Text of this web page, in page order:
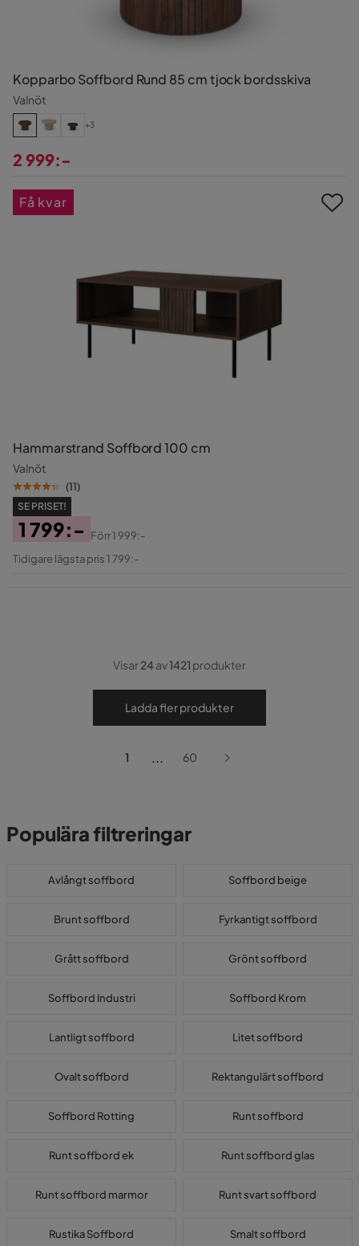
Kopparbo Soffbord Rund 85 cm tjock bordsskiva
Valnöt
+3
2 999:-
Hammarstrand Soffbord 100 cm
Valnöt
(11)
SE PRISET!
Pris
1 799:-
Original
Förr1 999:-
Tidigare lägsta pris 1 799:-
Få kvar
Visar24av1421 produkter
Ladda fler produkter
1 ... 60
Populära filtreringar
Avlångt soffbord Soffbord beige
Brunt soffbord Fyrkantigt soffbord
Grått soffbord Grönt soffbord
Soffbord Industri Soffbord Krom
Lantligt soffbord Litet soffbord
Ovalt soffbord Rektangulärt soffbord
Soffbord Rotting Runt soffbord
Runt soffbord ek Runt soffbord glas
Runt soffbord marmor Runt svart soffbord
Rustika Soffbord Smalt soffbord